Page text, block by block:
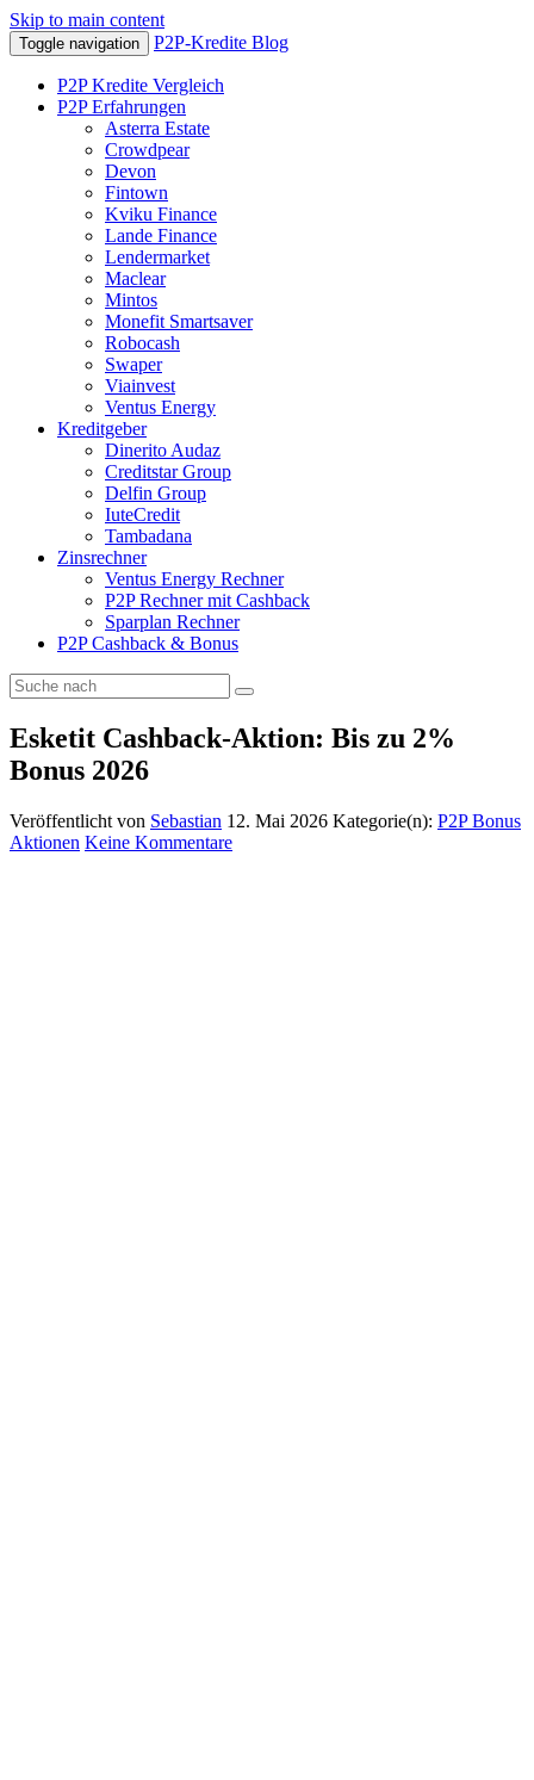
Skip to main content
Toggle navigation P2P-Kredite Blog
P2P Kredite Vergleich
P2P Erfahrungen
Asterra Estate
Crowdpear
Devon
Fintown
Kviku Finance
Lande Finance
Lendermarket
Maclear
Mintos
Monefit Smartsaver
Robocash
Swaper
Viainvest
Ventus Energy
Kreditgeber
Dinerito Audaz
Creditstar Group
Delfin Group
IuteCredit
Tambadana
Zinsrechner
Ventus Energy Rechner
P2P Rechner mit Cashback
Sparplan Rechner
P2P Cashback & Bonus
Esketit Cashback-Aktion: Bis zu 2%
Bonus 2026
Veröffentlicht von Sebastian 12. Mai 2026 Kategorie(n): P2P Bonus
Aktionen Keine Kommentare